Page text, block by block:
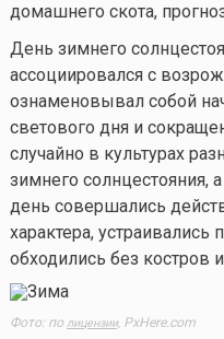
домашнего скота,
День зимнего
ассоциировался с
ознаменовывал собой
светового дня и
случайно в культурах
зимнего солнцестояния,
день совершались
характера, устраивались
обходились без костров
Фото: по лицензии,PxHere.com